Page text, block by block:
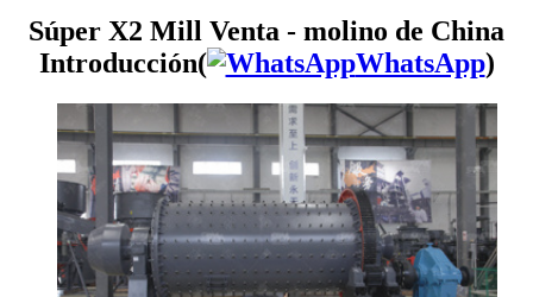
Súper X2 Mill Venta - molino de China
Introducción(
WhatsApp)